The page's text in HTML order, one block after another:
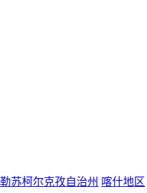
苏柯尔克孜自治州 喀什地区